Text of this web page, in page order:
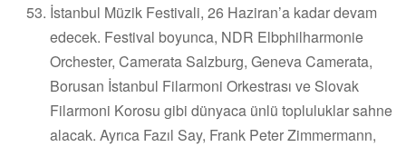
İstanbul Müzik Festivali, 26 Haziran’a kadar devam
edecek. Festival boyunca, NDR Elbphilharmonie
Orchester, Camerata Salzburg, Geneva Camerata,
Borusan İstanbul Filarmoni Orkestrası ve Slovak
Filarmoni Korosu gibi dünyaca ünlü topluluklar sahne
alacak. Ayrıca Fazıl Say, Frank Peter Zimmermann,